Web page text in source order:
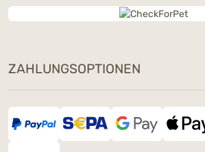
ZAHLUNGSOPTIONEN